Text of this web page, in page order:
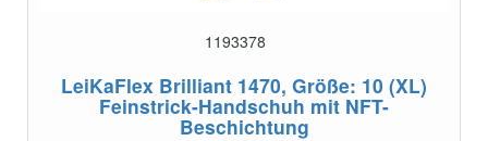
1193378
LeiKaFlex Brilliant 1470, Größe: 10 (XL)
Feinstrick-Handschuh mit NFT-
Beschichtung